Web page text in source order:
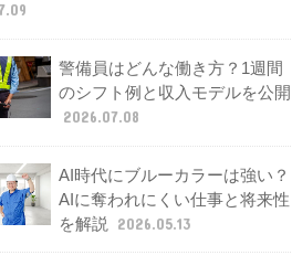
警備員はどんな働き方？1週間
のシフト例と収入モデルを公開
2026.07.08
AI時代にブルーカラーは強い？
AIに奪われにくい仕事と将来性
を解説
2026.05.13